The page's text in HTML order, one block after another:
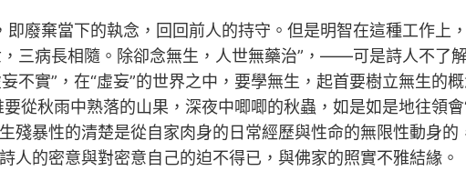
即廢棄當下的執念，回回前人的持守。但是明智在這種工作上
三病長相隨。除卻念無生，人世無藥治”，——可是詩人不了
不實”，在“虛妄”的世界之中，要學無生，起首要樹立無生的
從秋雨中熟落的山果，深夜中唧唧的秋蟲，如是如是地往領
殘暴性的清楚是從自家肉身的日常經歷與性命的無限性動身
的密意與對密意自己的迫不得已，與佛家的照實不雅結緣。